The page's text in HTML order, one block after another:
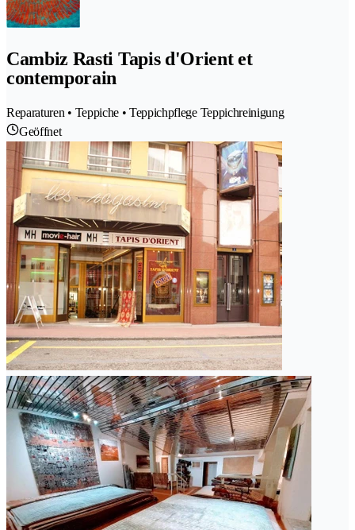
Cambiz Rasti Tapis d'Orient et
contemporain
Reparaturen • Teppiche • Teppichpflege Teppichreinigung
Geöffnet